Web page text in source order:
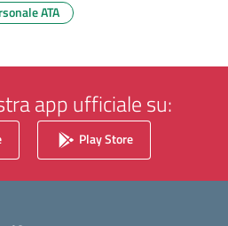
ATA
app ufficiale su:
Play Store